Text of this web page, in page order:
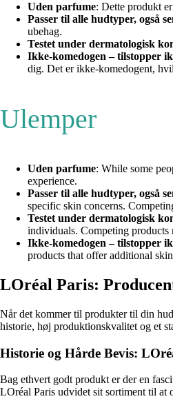
Uden parfume: Dette produkt
Passer til alle hudtyper, også
ubehag.
Testet under dermatologisk
Ikke-komedogen – tilstopper
dig. Det er ikke-komedogent,
Ulemper
Uden parfume: While some
experience.
Passer til alle hudtyper, også
specific skin concerns.
Testet under dermatologisk
individuals. Competing products
Ikke-komedogen – tilstopper
products that offer additional
LOréal Paris:
Når det kommer til produkter til din
historie, høj produktionskvalitet og et
Historie og Hårde Bevis:
Bag ethvert godt produkt er der en
LOréal Paris udvidet sit sortiment til at